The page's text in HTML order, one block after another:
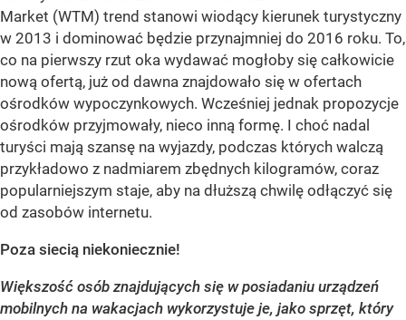
Market (WTM) trend stanowi wiodący kierunek turystyczny
w 2013 i dominować będzie przynajmniej do 2016 roku. To,
co na pierwszy rzut oka wydawać mogłoby się całkowicie
nową ofertą, już od dawna znajdowało się w ofertach
ośrodków wypoczynkowych. Wcześniej jednak propozycje
ośrodków przyjmowały, nieco inną formę. I choć nadal
turyści mają szansę na wyjazdy, podczas których walczą
przykładowo z nadmiarem zbędnych kilogramów, coraz
popularniejszym staje, aby na dłuższą chwilę odłączyć się
od zasobów internetu.
Poza siecią niekoniecznie!
Większość osób znajdujących się w posiadaniu urządzeń
mobilnych na wakacjach wykorzystuje je, jako sprzęt, który